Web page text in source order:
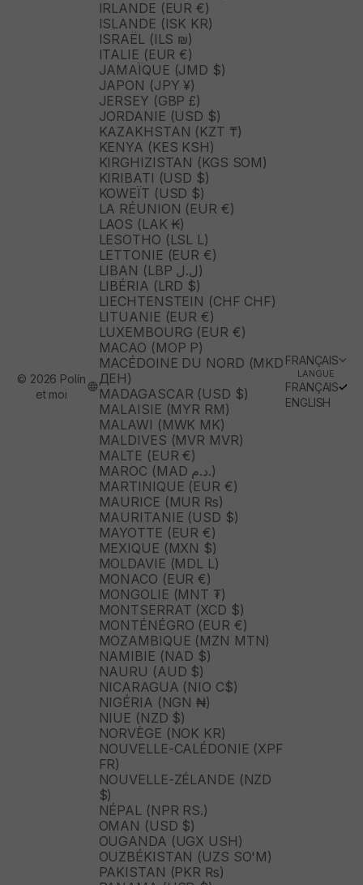
IRLANDE (EUR €)
ISLANDE (ISK KR)
ISRAËL (ILS ₪)
ITALIE (EUR €)
JAMAÏQUE (JMD $)
JAPON (JPY ¥)
JERSEY (GBP £)
JORDANIE (USD $)
KAZAKHSTAN (KZT ₸)
KENYA (KES KSH)
KIRGHIZISTAN (KGS SOM)
KIRIBATI (USD $)
KOWEÏT (USD $)
LA RÉUNION (EUR €)
LAOS (LAK ₭)
LESOTHO (LSL L)
LETTONIE (EUR €)
LIBAN (LBP ل.ل)
LIBÉRIA (LRD $)
LIECHTENSTEIN (CHF CHF)
LITUANIE (EUR €)
LUXEMBOURG (EUR €)
MACAO (MOP P)
MACÉDOINE DU NORD (MKD
ДЕН)
MADAGASCAR (USD $)
MALAISIE (MYR RM)
MALAWI (MWK MK)
MALDIVES (MVR MVR)
MALTE (EUR €)
MAROC (MAD د.م.)
MARTINIQUE (EUR €)
MAURICE (MUR ₨)
MAURITANIE (USD $)
MAYOTTE (EUR €)
MEXIQUE (MXN $)
MOLDAVIE (MDL L)
MONACO (EUR €)
MONGOLIE (MNT ₮)
MONTSERRAT (XCD $)
MONTÉNÉGRO (EUR €)
MOZAMBIQUE (MZN MTN)
NAMIBIE (NAD $)
NAURU (AUD $)
NICARAGUA (NIO C$)
NIGÉRIA (NGN ₦)
NIUE (NZD $)
NORVÈGE (NOK KR)
NOUVELLE-CALÉDONIE (XPF
FR)
NOUVELLE-ZÉLANDE (NZD
$)
NÉPAL (NPR RS.)
OMAN (USD $)
OUGANDA (UGX USH)
OUZBÉKISTAN (UZS SO'M)
PAKISTAN (PKR ₨)
FRANÇAIS
LANGUE
FRANÇAIS
ENGLISH
© 2026 Polín
et moi